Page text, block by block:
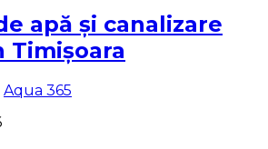
apă și canalizare
Timișoara
Aqua 365